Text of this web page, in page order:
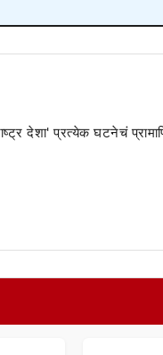
देशा' प्रत्येक घटनेचं